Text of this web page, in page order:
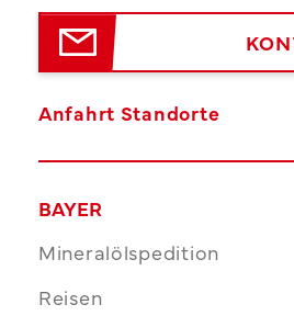
Anfahrt Standorte
BAYER
Mineralölspedition
Reisen